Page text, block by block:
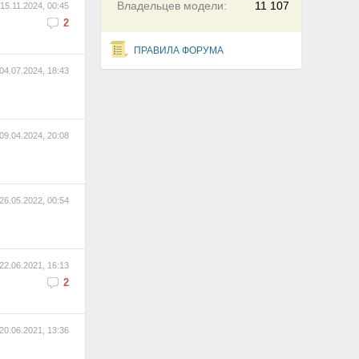
11 107
Владельцев модели:
ПРАВИЛА ФОРУМА
15.11.2024, 00:45
2
04.07.2024, 18:43
09.04.2024, 20:08
26.05.2022, 00:54
22.06.2021, 16:13
2
20.06.2021, 13:36